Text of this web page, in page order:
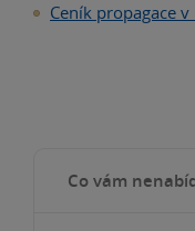
Ceník propagace
Co vám